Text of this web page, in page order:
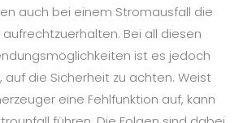
auch bei einem Stromausfall die
Bei all diesen
ist es jedoch
auf die Sicherheit zu achten. Weist
eine Fehlfunktion auf, kann